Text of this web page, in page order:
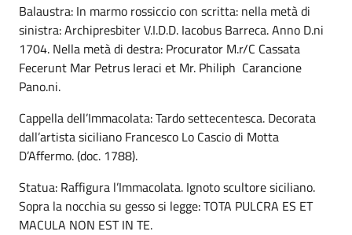
Balaustra: In marmo rossiccio con scritta: nella metà di
sinistra: Archipresbiter V.I.D.D. Iacobus Barreca. Anno D.ni
1704. Nella metà di destra: Procurator M.r/C Cassata
Fecerunt Mar Petrus Ieraci et Mr. Philiph Carancione
Pano.ni.
Cappella dell’Immacolata: Tardo settecentesca. Decorata
dall’artista siciliano Francesco Lo Cascio di Motta
D’Affermo. (doc. 1788).
Statua: Raffigura l’Immacolata. Ignoto scultore siciliano.
Sopra la nocchia su gesso si legge: TOTA PULCRA ES ET
MACULA NON EST IN TE.